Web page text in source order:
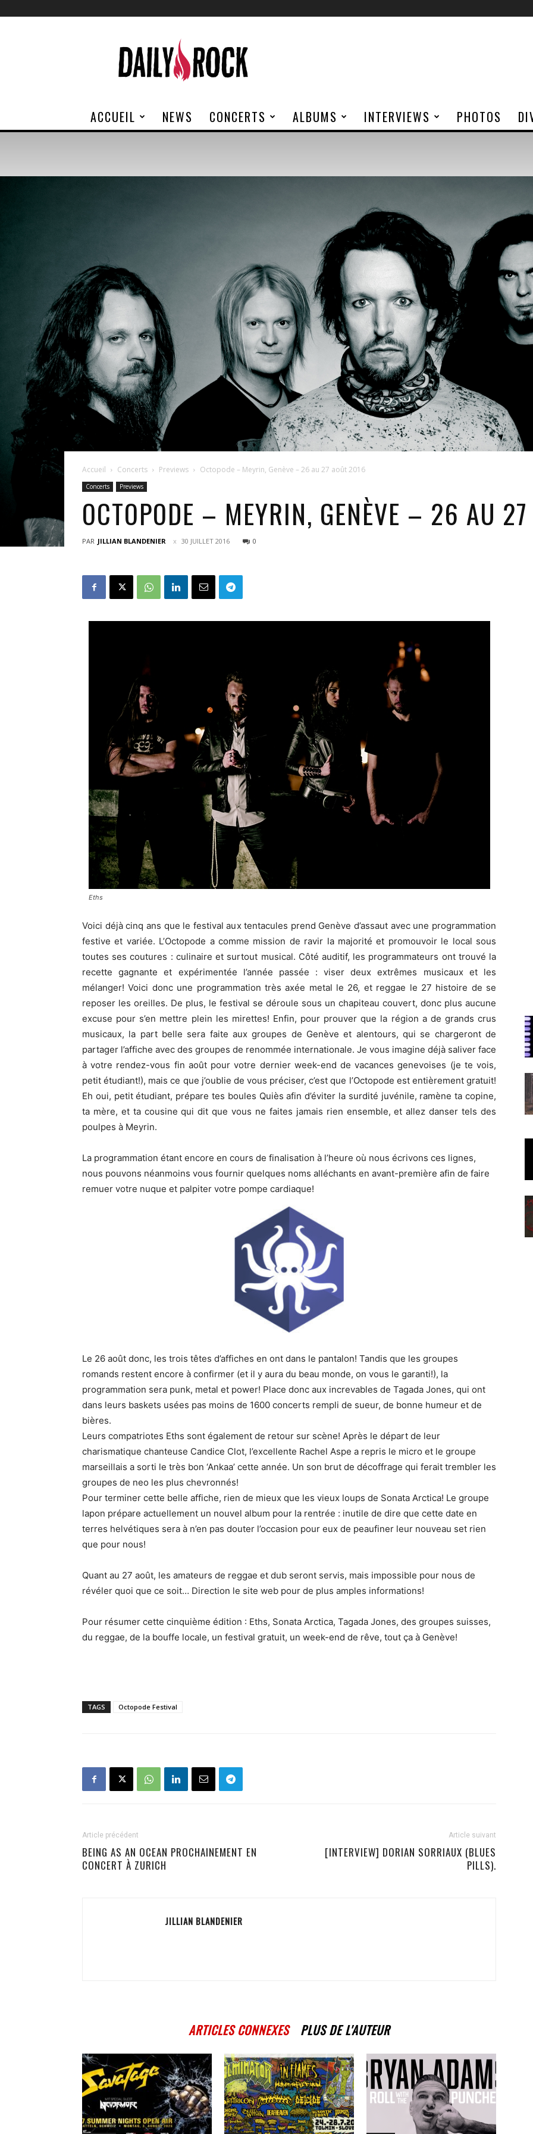
Rock
ACCUEIL NEWS CONCERTS ALBUMS INTERVIEWS PHOTOS
Accueil Concerts Previews Octopode – Meyrin, Genève – 26 au 27 août 2016
Concerts Previews
OCTOPODE – MEYRIN, GENÈVE – 26 AU
PAR JILLIAN BLANDENIER 30 JUILLET 2016 0
Eths
Voici déjà cinq ans que le festival aux tentacules prend Genève d’assaut avec une programmation
festive et variée. L’Octopode a comme mission de ravir la majorité et promouvoir le local sous
toutes ses coutures : culinaire et surtout musical. Côté auditif, les programmateurs ont trouvé la
recette gagnante et expérimentée l’année passée : viser deux extrêmes musicaux et les
mélanger! Voici donc une programmation très axée metal le 26, et reggae le 27 histoire de se
reposer les oreilles. De plus, le festival se déroule sous un chapiteau couvert, donc plus aucune
excuse pour s’en mettre plein les mirettes! Enfin, pour prouver que la région a de grands crus
musicaux, la part belle sera faite aux groupes de Genève et alentours, qui se chargeront de
partager l’affiche avec des groupes de renommée internationale. Je vous imagine déjà saliver face
à votre rendez-vous fin août pour votre dernier week-end de vacances genevoises (je te vois,
petit étudiant!), mais ce que j’oublie de vous préciser, c’est que l’Octopode est entièrement gratuit!
Eh oui, petit étudiant, prépare tes boules Quiès afin d’éviter la surdité juvénile, ramène ta copine,
ta mère, et ta cousine qui dit que vous ne faites jamais rien ensemble, et allez danser tels des
poulpes à Meyrin.
La programmation étant encore en cours de finalisation à l’heure où nous écrivons ces lignes,
nous pouvons néanmoins vous fournir quelques noms alléchants en avant-première afin de faire
remuer votre nuque et palpiter votre pompe cardiaque!
Le 26 août donc, les trois têtes d’affiches en ont dans le pantalon! Tandis que les groupes
romands restent encore à confirmer (et il y aura du beau monde, on vous le garanti!), la
programmation sera punk, metal et power! Place donc aux increvables de Tagada Jones, qui ont
dans leurs baskets usées pas moins de 1600 concerts rempli de sueur, de bonne humeur et de
bières.
Leurs compatriotes Eths sont également de retour sur scène! Après le départ de leur
charismatique chanteuse Candice Clot, l’excellente Rachel Aspe a repris le micro et le groupe
marseillais a sorti le très bon ‘Ankaa’ cette année. Un son brut de décoffrage qui ferait trembler les
groupes de neo les plus chevronnés!
Pour terminer cette belle affiche, rien de mieux que les vieux loups de Sonata Arctica! Le groupe
lapon prépare actuellement un nouvel album pour la rentrée : inutile de dire que cette date en
terres helvétiques sera à n’en pas douter l’occasion pour eux de peaufiner leur nouveau set rien
que pour nous!
Quant au 27 août, les amateurs de reggae et dub seront servis, mais impossible pour nous de
révéler quoi que ce soit… Direction le site web pour de plus amples informations!
Pour résumer cette cinquième édition : Eths, Sonata Arctica, Tagada Jones, des groupes suisses,
du reggae, de la bouffe locale, un festival gratuit, un week-end de rêve, tout ça à Genève!
TAGS Octopode Festival
Article précédent
BEING AS AN OCEAN PROCHAINEMENT EN
CONCERT À ZURICH
Article suivant
[INTERVIEW] DORIAN SORRIAUX (BLUES
PILLS).
JILLIAN BLANDENIER
ARTICLES CONNEXES PLUS DE L'AUTEUR